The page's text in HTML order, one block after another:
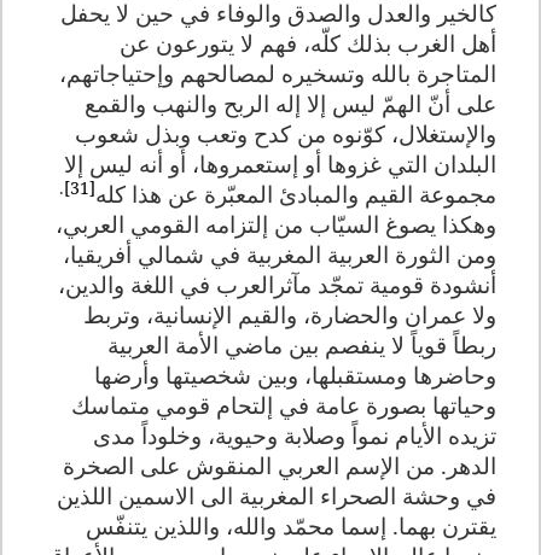
كالخير والعدل والصدق والوفاء في حين لا يحفل
أهل الغرب بذلك كلّه، فهم لا يتورعون عن
المتاجرة بالله وتسخيره لمصالحهم وإحتياجاتهم،
على أنّ الهمّ ليس إلا إله الربح والنهب والقمع
والإستغلال، كوّنوه من كدح وتعب وبذل شعوب
البلدان التي غزوها أو إستعمروها، أو أنه ليس إلا
مجموعة القيم والمبادئ المعبّرة عن هذا كله[31]
.
وهكذا يصوغ السيّاب من إلتزامه القومي العربي،
ومن الثورة العربية المغربية في شمالي أفريقيا،
أنشودة قومية تمجّد مآثرالعرب في اللغة والدين،
ولا عمران والحضارة، والقيم الإنسانية، وتربط
ربطاً قوياً لا ينفصم بين ماضي الأمة العربية
وحاضرها ومستقبلها، وبين شخصيتها وأرضها
وحياتها بصورة عامة في إلتحام قومي متماسك
تزيده الأيام نمواً وصلابة وحيوية، وخلوداً مدى
الدهر. من الإسم العربي المنقوش على الصخرة
في وحشة الصحراء المغربية الى الاسمين اللذين
يقترن بهما. إسما محمّد والله، واللذين يتنفّس